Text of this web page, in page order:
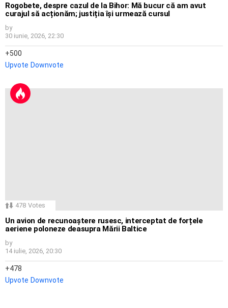
Rogobete, despre cazul de la Bihor: Mă bucur că am avut
curajul să acționăm; justiția își urmează cursul
by
30 iunie, 2026, 22:30
500
Upvote Downvote
478 Votes
Un avion de recunoaștere rusesc, interceptat de forțele
aeriene poloneze deasupra Mării Baltice
by
14 iulie, 2026, 20:30
478
Upvote Downvote